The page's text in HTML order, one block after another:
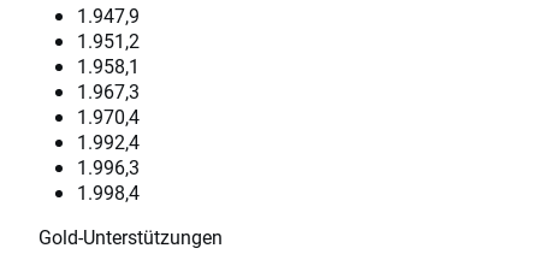
1.947,9
1.951,2
1.958,1
1.967,3
1.970,4
1.992,4
1.996,3
1.998,4
Gold-Unterstützungen